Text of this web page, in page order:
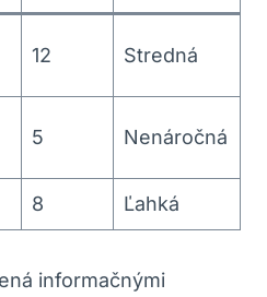
12 Stredná
5 Nenáročná
8 Ľahká
informačnými